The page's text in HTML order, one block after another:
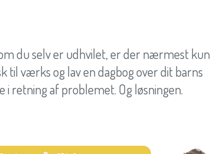
du selv er udhvilet, er der nærmest kun
til værks og lav en dagbog over dit barns
retning af problemet. Og løsningen.